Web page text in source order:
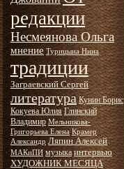
редакции
Несмеянова Ольга
мнение Турицына Нина
традиции
Заграевский Сергей
литература Кунин Борис
Кокуева Юлия Глинский
Владимир Мельникова-
Григорьева Елена Крамер
Александр Ляпин Алексей
МАКиПИ музыка интервью
ХУДОЖНИК МЕСЯЦА